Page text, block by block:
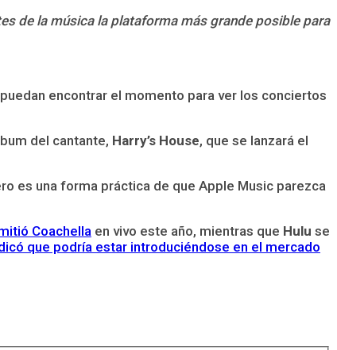
de la música la plataforma más grande posible para
encontrar el momento para ver los conciertos
del cantante, Harry’s House, que se lanzará el
es una forma práctica de que Apple Music parezca
Coachella en vivo este año, mientras que Hulu se
que podría estar introduciéndose en el mercado